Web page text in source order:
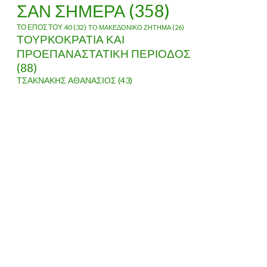
ΣΑΝ ΣΗΜΕΡΑ (358)
ΤΟ ΕΠΟΣ ΤΟΥ 40(32) ΤΟ ΜΑΚΕΔΟΝΙΚΟ ΖΗΤΗΜΑ (26)
ΤΟΥΡΚΟΚΡΑΤΙΑ ΚΑΙ
ΠΡΟΕΠΑΝΑΣΤΑΤΙΚΗ ΠΕΡΙΟΔΟΣ
(88)
ΤΣΑΚΝΑΚΗΣ ΑΘΑΝΑΣΙΟΣ (43)